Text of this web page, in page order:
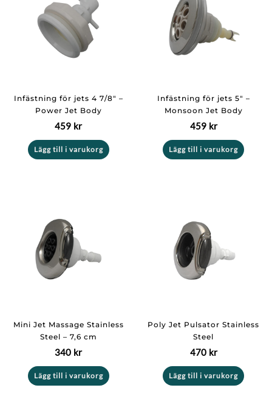
Infästning för jets 4 7/8″ –
Power Jet Body
459 kr
Lägg till i varukorg
Infästning för jets 5″ –
Monsoon Jet Body
459 kr
Lägg till i varukorg
Mini Jet Massage Stainless
Steel – 7,6 cm
340 kr
Lägg till i varukorg
Poly Jet Pulsator Stainless
Steel
470 kr
Lägg till i varukorg